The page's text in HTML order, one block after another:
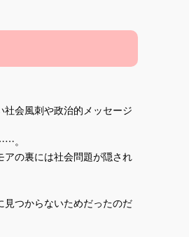
会風刺や政治的メッセージ
。
の裏には社会問題が隠され
つからないためだったのだ